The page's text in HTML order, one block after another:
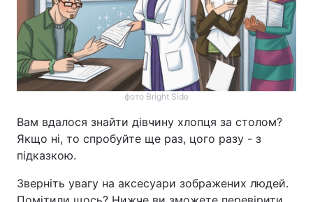
фото Bright Side
Вам вдалося знайти дівчину хлопця за столом?
Якщо ні, то спробуйте ще раз, цого разу - з
підказкою.
Зверніть увагу на аксесуари зображених людей.